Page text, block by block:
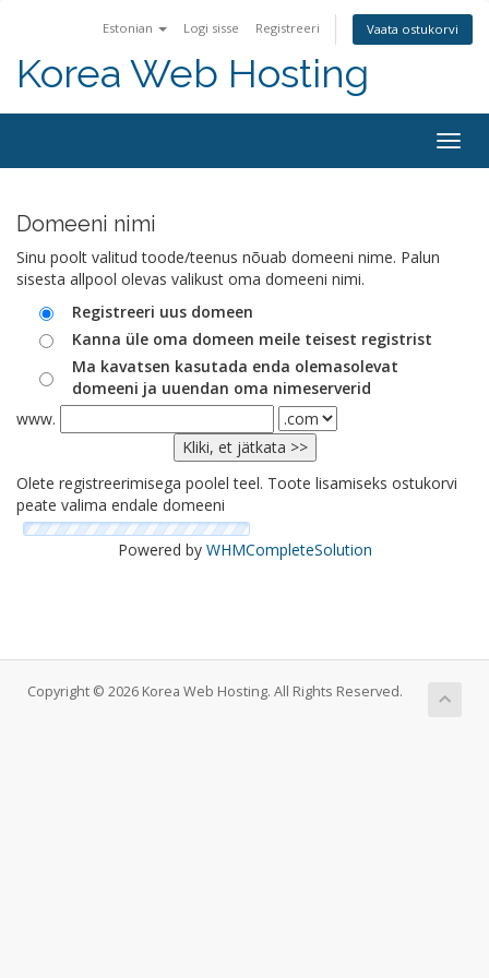
Estonian Logi sisse Registreeri Vaata ostukorvi
Korea Web Hosting
Domeeni nimi
Sinu poolt valitud toode/teenus nõuab domeeni nime. Palun
sisesta allpool olevas valikust oma domeeni nimi.
Registreeri uus domeen
Kanna üle oma domeen meile teisest registrist
Ma kavatsen kasutada enda olemasolevat
domeeni ja uuendan oma nimeserverid
www.
Olete registreerimisega poolel teel. Toote lisamiseks ostukorvi
peate valima endale domeeni
Powered by WHMCompleteSolution
Copyright © 2026 Korea Web Hosting. All Rights Reserved.